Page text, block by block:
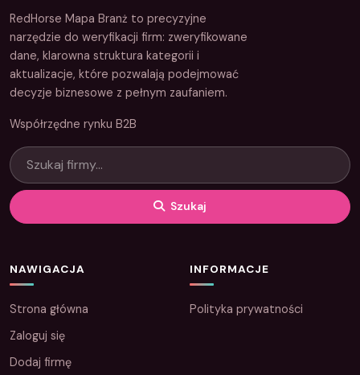
RedHorse Mapa Branż to precyzyjne
narzędzie do weryfikacji firm: zweryfikowane
dane, klarowna struktura kategorii i
aktualizacje, które pozwalają podejmować
decyzje biznesowe z pełnym zaufaniem.
Współrzędne rynku B2B
Szukaj
NAWIGACJA
Strona główna
Zaloguj się
Dodaj firmę
INFORMACJE
Polityka prywatności